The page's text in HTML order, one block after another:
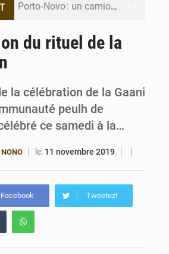
Porto‑Novo : un camion de produits pétroliers embrase Avakpa
Patrice Talon prend la tête du premier bureau du Sénat du Bénin
du rituel de la
la célébration de la Gaani
peulh de
ce samedi à la…
le: 11 novembre 2019
Tweetez!